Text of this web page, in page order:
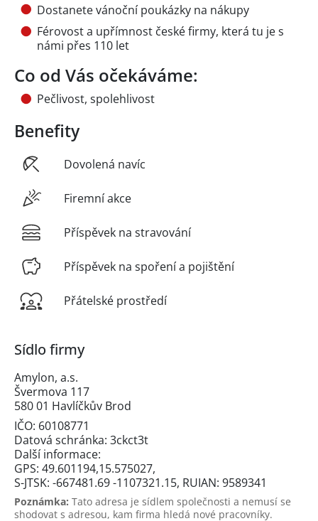
Dostanete vánoční poukázky na nákupy
Férovost a upřímnost české firmy, která tu je s
námi přes 110 let
Co od Vás očekáváme:
Pečlivost, spolehlivost
Benefity
Dovolená navíc
Firemní akce
Příspěvek na stravování
Příspěvek na spoření a pojištění
Přátelské prostředí
Sídlo firmy
Amylon, a.s.
Švermova 117
580 01 Havlíčkův Brod
IČO: 60108771
Datová schránka: 3ckct3t
Další informace:
GPS: 49.601194,15.575027,
S-JTSK: -667481.69 -1107321.15, RUIAN: 9589341
Poznámka: Tato adresa je sídlem společnosti a nemusí se
shodovat s adresou, kam firma hledá nové pracovníky.